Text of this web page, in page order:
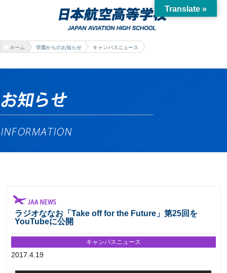
ホーム 学園からのお知らせ キャンパスニュース
ラジオななお「Take off for the Future」第25回を
YouTubeに公開
2017.4.19
キャンパスニュース
Translate »